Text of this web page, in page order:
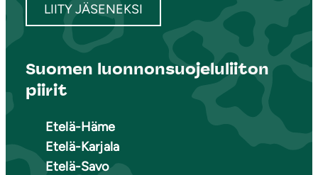
LIITY JÄSENEKSI
Suomen luonnonsuojeluliiton
piirit
Etelä-Häme
Etelä-Karjala
Etelä-Savo